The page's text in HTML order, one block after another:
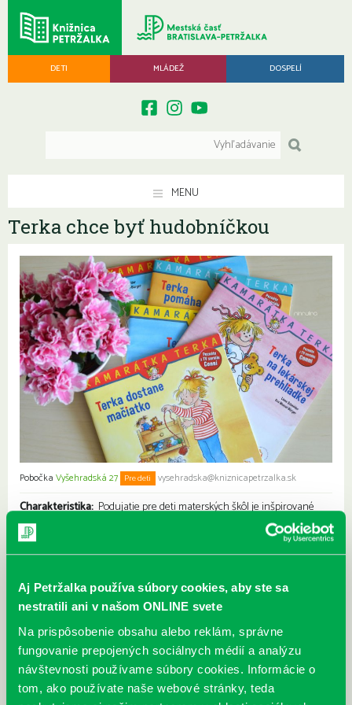
Aj Petržalka používa súbory cookies, aby ste sa
nestratili ani v našom ONLINE svete
Na prispôsobenie obsahu alebo reklám, správne
fungovanie prepojených sociálnych médií a analýzu
návštevnosti používame súbory cookies. Informácie o
tom, ako používate naše webové stránky, teda
DETI MLÁDEŽ DOSPELÍ
MENU
Terka chce byť hudobníčkou
Pobočka Vyšehradská 27 Pre deti vysehradska@kniznicapetrzalka.sk
Charakteristika:Podujatie pre deti materských škôl je inšpirované
populárnou sériou kníh Liane Schneider
Spôsob realizácie:
Spoločne si prečítame knižku, porozprávame sa o vplyve hudby na náš
život. Vysvetlíme si rôzne hruhy hudobných nástrojov ( dychové,
sláčikoví, bicie, strunové). na konci sa s deťmi zahráme na hudobnú
kapelu.
Cieľ:Priblížiť deťom hudbu a ukázať im rozmanitosť hudobných
nástrojov
Cieľová skupina
: Deti MŠ